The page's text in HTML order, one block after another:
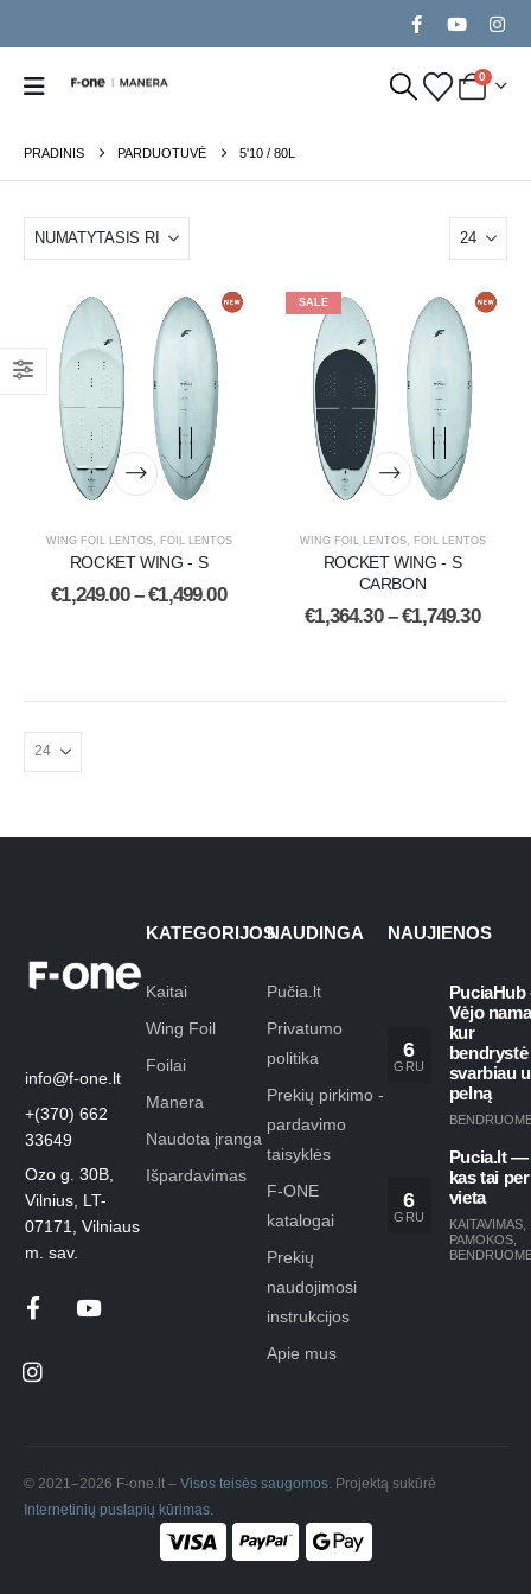
0
PRADINIS PARDUOTUVĖ 5'10 / 80L
WING FOIL LENTOS, FOIL LENTOS
ROCKET WING - S
€1,249.00 – €1,499.00
SALE
WING FOIL LENTOS, FOIL LENTOS
ROCKET WING - S
CARBON
€1,364.30 – €1,749.30
info@f-one.lt
+(370) 662
33649
Ozo g. 30B,
Vilnius, LT-
07171, Vilniaus
m. sav.
KATEGORIJOS
Kaitai
Wing Foil
Foilai
Manera
Naudota įranga
Išpardavimas
NAUDINGA
Pučia.lt
Privatumo
politika
Prekių pirkimo -
pardavimo
taisyklės
F-ONE
katalogai
Prekių
naudojimosi
instrukcijos
Apie mus
NAUJIENOS
6
GRU
PuciaHub
Vėjo
kur
bendrystė
svarbiau
pelną
6
GRU
Pucia.lt —
kas tai per
vieta
KAITAVIMAS
PAMOKOS
© 2021–2026 F-one.lt – Visos teisės saugomos . Projektą sukūrė
Internetinių puslapių kūrimas